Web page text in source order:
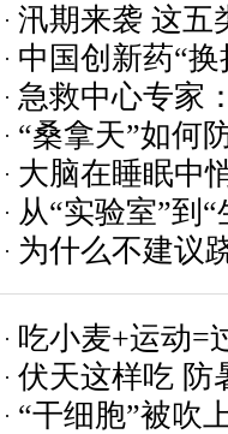
汛期来袭 这五
中国创新药“换
急救中心专家
“桑拿天”如何
大脑在睡眠中
从“实验室”到
为什么不建议
吃小麦+运动=
伏天这样吃 防
“干细胞”被吹